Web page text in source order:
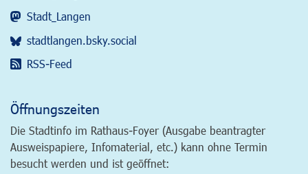
Stadt_Langen
stadtlangen.bsky.social
RSS-Feed
Öffnungszeiten
Die Stadtinfo im Rathaus-Foyer (Ausgabe beantragter
Ausweispapiere, Infomaterial, etc.) kann ohne Termin
besucht werden und ist geöffnet: